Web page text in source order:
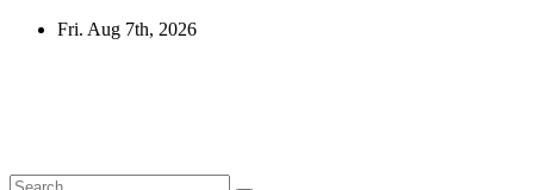
Skip
Fri. Aug 7th, 2026